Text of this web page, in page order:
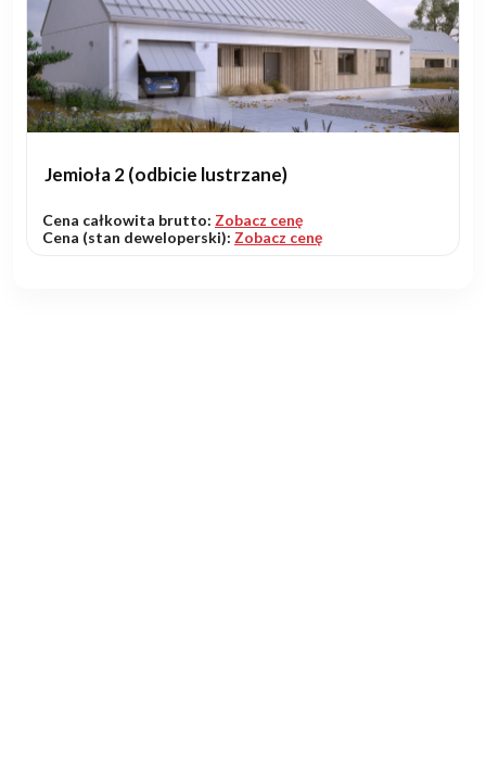
Jemioła 2 (odbicie lustrzane)
Cena całkowita brutto: Zobacz cenę
Cena (stan deweloperski): Zobacz cenę